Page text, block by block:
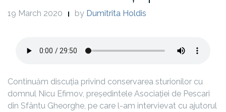
19 March 2020 by Dumitrita Holdis
Continuăm discuția privind conservarea sturionilor cu
domnul Nicu Efimov, președintele Asociației de Pescari
din Sfântu Gheorghe, pe care l-am intervievat cu ajutorul